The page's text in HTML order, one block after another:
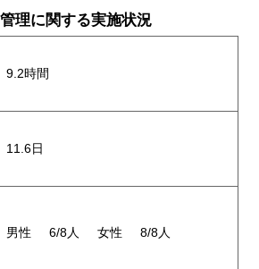
理に関する実施状況
9.2時間
11.6日
男性 6/8人 女性 8/8人